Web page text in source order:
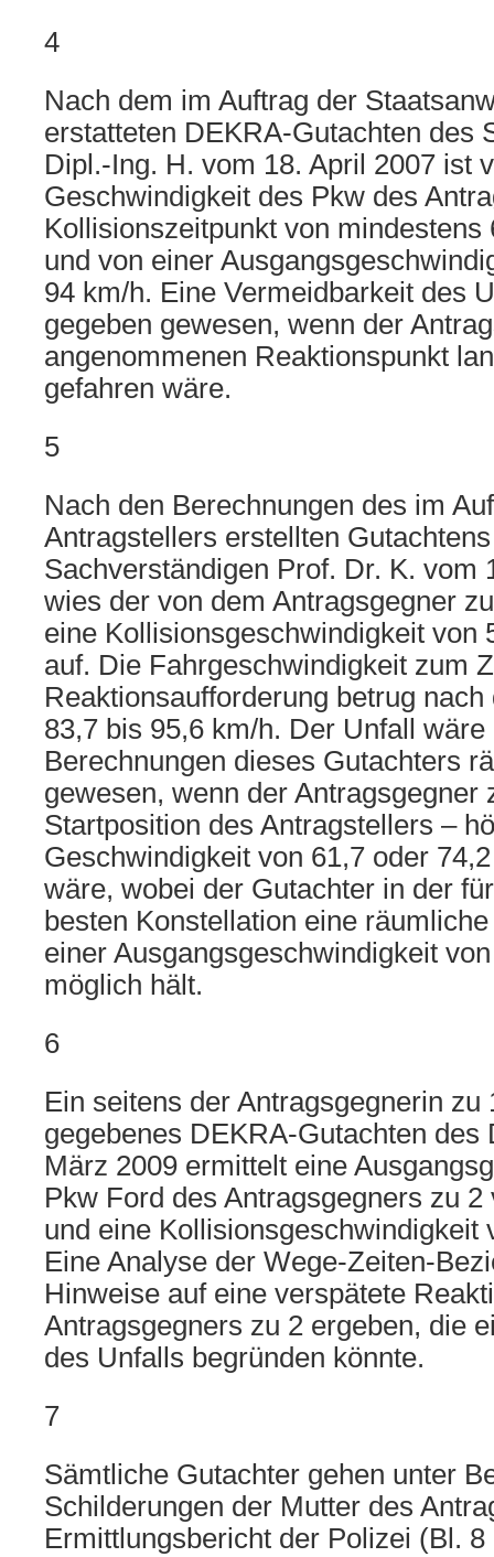
4
Nach dem im Auftrag der
erstatteten DEKRA-Gutachten des
Dipl.-Ing. H. vom 18. April 2007 ist
Geschwindigkeit des Pkw des
Kollisionszeitpunkt von mindestens
und von einer
94 km/h. Eine Vermeidbarkeit des
gegeben gewesen, wenn der
angenommenen Reaktionspunkt
gefahren wäre.
5
Nach den Berechnungen des im
Antragstellers erstellten
Sachverständigen Prof. Dr. K. vom
wies der von dem Antragsgegner
eine Kollisionsgeschwindigkeit von
auf. Die Fahrgeschwindigkeit zum
Reaktionsaufforderung betrug
83,7 bis 95,6 km/h. Der Unfall wäre
Berechnungen dieses Gutachters
gewesen, wenn der Antragsgegner
Startposition des Antragstellers –
Geschwindigkeit von 61,7 oder
wäre, wobei der Gutachter in der
besten Konstellation eine
einer Ausgangsgeschwindigkeit
möglich hält.
6
Ein seitens der Antragsgegnerin zu
gegebenes DEKRA-Gutachten des
März 2009 ermittelt eine
Pkw Ford des Antragsgegners zu
und eine Kollisionsgeschwindigkeit
Eine Analyse der Wege-Zeiten-
Hinweise auf eine verspätete
Antragsgegners zu 2 ergeben, die
des Unfalls begründen könnte.
7
Sämtliche Gutachter gehen unter
Schilderungen der Mutter des
Ermittlungsbericht der Polizei (Bl. 8